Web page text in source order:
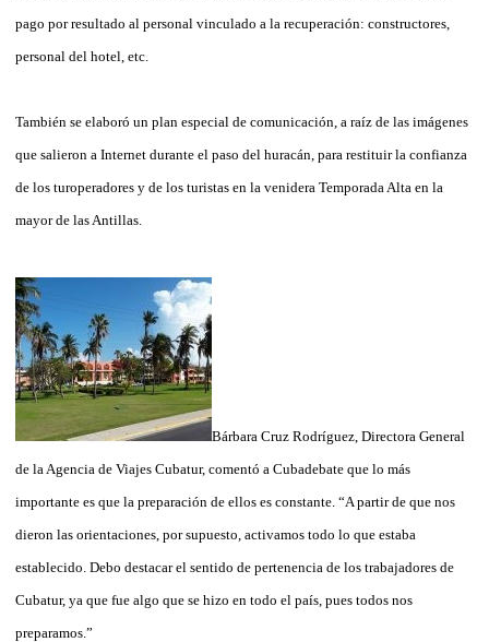
pago por resultado al personal vinculado a la recuperación: constructores,
personal del hotel, etc.
También se elaboró un plan especial de comunicación, a raíz de las imágenes
que salieron a Internet durante el paso del huracán, para restituir la confianza
de los turoperadores y de los turistas en la venidera Temporada Alta en la
mayor de las Antillas.
Bárbara Cruz Rodríguez, Directora General
de la Agencia de Viajes Cubatur, comentó a Cubadebate que lo más
importante es que la preparación de ellos es constante. “A partir de que nos
dieron las orientaciones, por supuesto, activamos todo lo que estaba
establecido. Debo destacar el sentido de pertenencia de los trabajadores de
Cubatur, ya que fue algo que se hizo en todo el país, pues todos nos
preparamos.”